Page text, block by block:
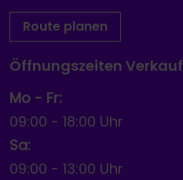
Route planen
Öffnungszeiten Verkauf
Mo - Fr:
09:00 - 18:00 Uhr
Sa:
09:00 - 13:00 Uhr